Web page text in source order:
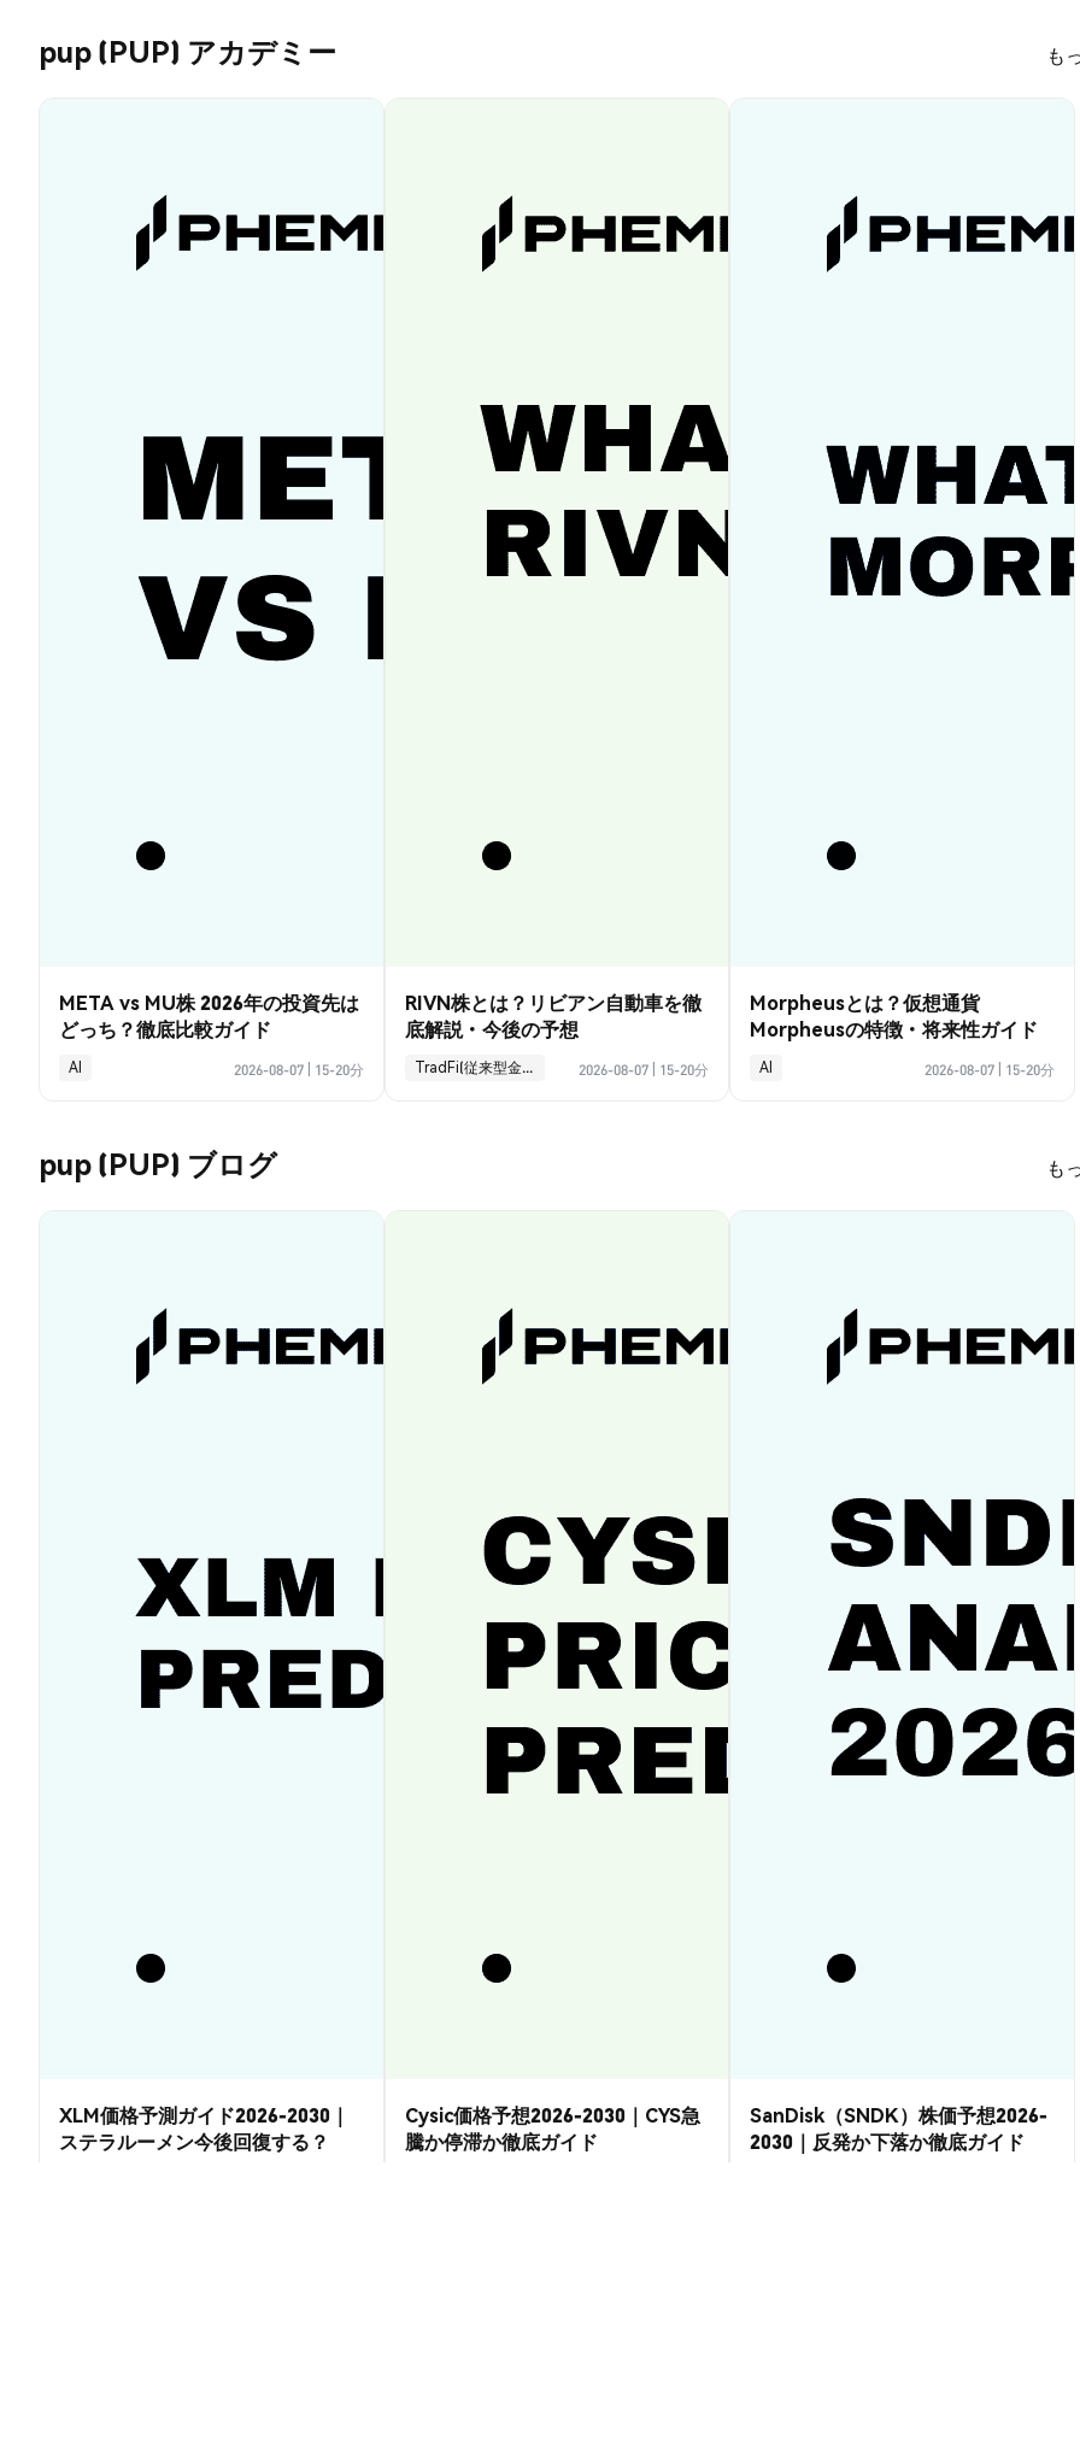
pup (PUP) アカデミー も
META vs MU株 2026年の投資先は
どっち？徹底比較ガイド
AI 2026-08-07 15-20分
RIVN株とは？リビアン自動車を徹
底解説・今後の予想
TradFi(従来型金融) 2026-08-07 15-20分
Morpheusとは？仮想通貨
Morpheusの特徴・将来性ガイド
AI 2026-08-07 15-20分
pup (PUP) ブログ も
XLM価格予測ガイド2026-2030｜
ステラルーメン今後回復する？
Cysic価格予想2026-2030｜CYS急
騰か停滞か徹底ガイド
SanDisk（SNDK）株価予想2026-
2030｜反発か下落か徹底ガイド